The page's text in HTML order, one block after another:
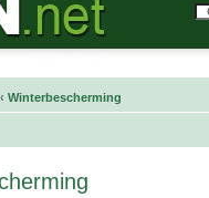
‹ Winterbescherming